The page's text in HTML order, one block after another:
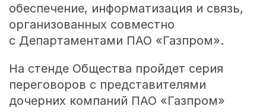
обеспечение, информатизация и связь,
организованных совместно
с Департаментами ПАО «Газпром».
На стенде Общества пройдет серия
переговоров с представителями
дочерних компаний ПАО «Газпром»